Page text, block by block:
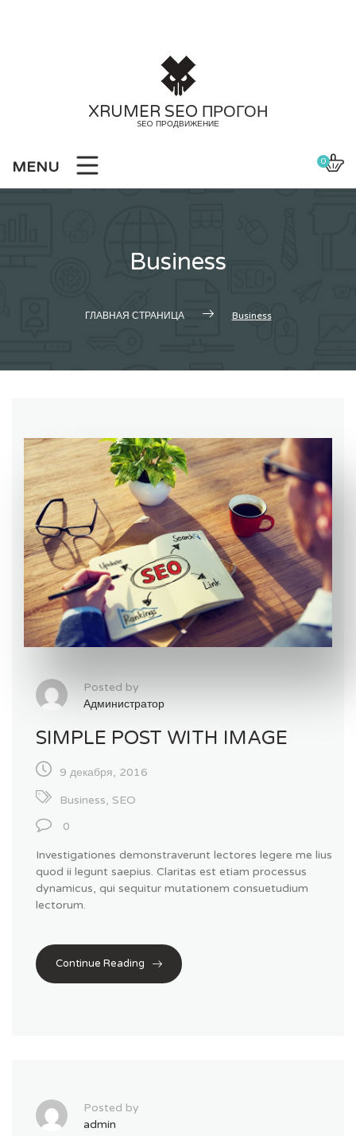
XRUMER SEO ПРОГОН
SEO ПРОДВИЖЕНИЕ
MENU 0
Business
ГЛАВНАЯ СТРАНИЦА Business
Posted by
Администратор
SIMPLE POST WITH IMAGE
9 декабря, 2016
Business, SEO
0
Investigationes demonstraverunt lectores legere me lius
quod ii legunt saepius. Claritas est etiam processus
dynamicus, qui sequitur mutationem consuetudium
lectorum.
Continue Reading
Posted by
admin